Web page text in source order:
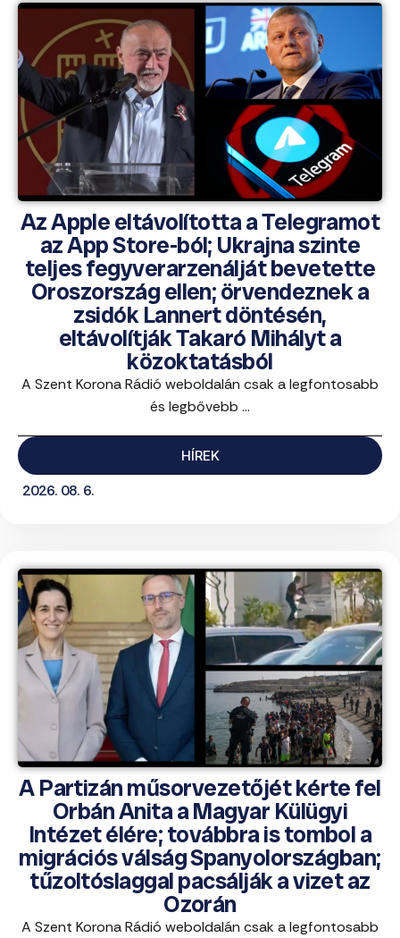
Az Apple eltávolította a Telegramot
az App Store-ból; Ukrajna szinte
teljes fegyverarzenálját bevetette
Oroszország ellen; örvendeznek a
zsidók Lannert döntésén,
eltávolítják Takaró Mihályt a
közoktatásból
A Szent Korona Rádió weboldalán csak a legfontosabb
és legbővebb ...
HÍREK
2026. 08. 6.
A Partizán műsorvezetőjét kérte fel
Orbán Anita a Magyar Külügyi
Intézet élére; továbbra is tombol a
migrációs válság Spanyolországban;
tűzoltóslaggal pacsálják a vizet az
Ozorán
A Szent Korona Rádió weboldalán csak a legfontosabb